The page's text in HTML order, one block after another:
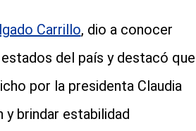
Carrillo, dio a conocer
del país y destacó que
por la presidenta Claudia
y brindar estabilidad